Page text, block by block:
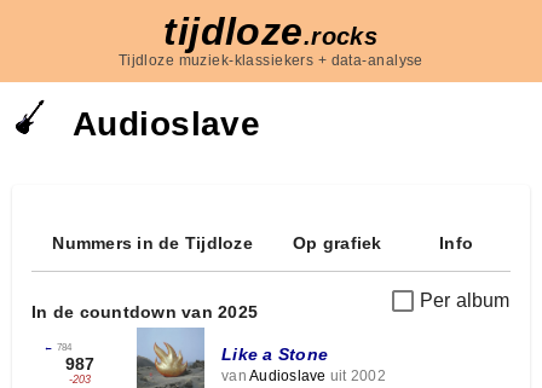
tijdloze.rocks
Tijdloze muziek-klassiekers + data-analyse
Audioslave
Nummers in de Tijdloze Op grafiek Info
Per album
In de countdown van 2025
← 784
987
-203
Like a Stone
van Audioslave uit 2002